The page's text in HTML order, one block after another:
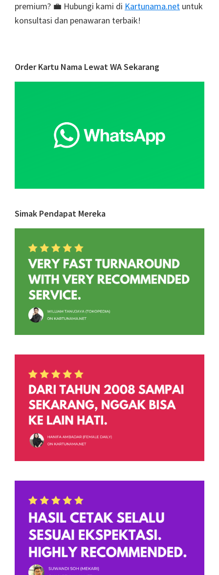
premium? 💼 Hubungi kami di Kartunama.net untuk
konsultasi dan penawaran terbaik!
Primary
Sidebar
Order Kartu Nama Lewat WA Sekarang
Simak Pendapat Mereka